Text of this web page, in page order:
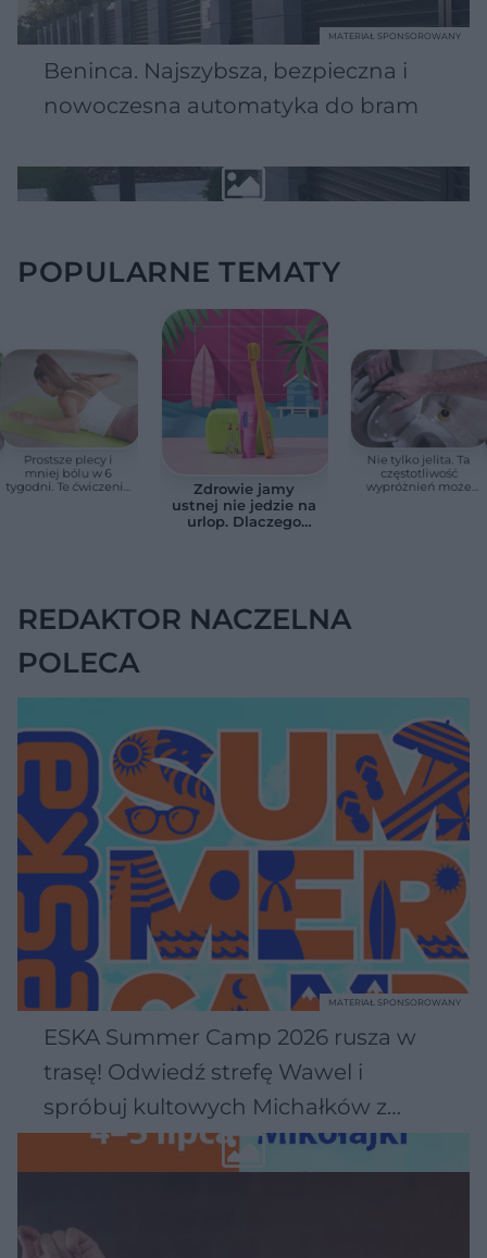
Beninca. Najszybsza, bezpieczna i
nowoczesna automatyka do bram
MATERIAŁ SPONSOROWANY
POPULARNE TEMATY
Prostsze plecy i
mniej bólu w 6
tygodni. Te ćwiczenia
Zdrowie jamy
ustnej nie jedzie na
urlop. Dlaczego
Nie tylko jelita. Ta
częstotliwość
wypróżnień może
REDAKTOR NACZELNA
POLECA
ESKA Summer Camp 2026 rusza w
trasę! Odwiedź strefę Wawel i
spróbuj kultowych Michałków z
Wawelu
MATERIAŁ SPONSOROWANY